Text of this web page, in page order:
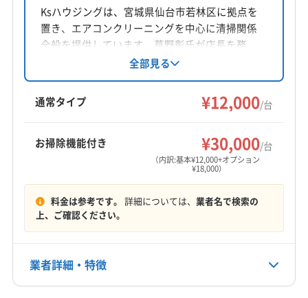
宮城県仙台市若林区
対応地域
仙台市宮城野区
仙台市青葉区
仙台市泉区
仙台市太白区 塩竈市 角田市
岩沼市
多賀城市
富谷市
宮城郡利府町
亘理郡山元町
亘理郡亘理町
定休日
土・日・祝・年末年始
非公開
Ksハウジングは、宮城県仙台市若林区に拠点を
置き、エアコンクリーニングを中心に清掃関係
全般を提供しています。草野彰氏が店長を務
め、エアコンのカビ臭除去や、抗菌コートな
ど、様々なニーズに対応。土日祝日も対応可能
で、丁寧な作業が魅力です。
全部見る
通常タイプ ¥12,000/台
お掃除機能付き ¥30,000/台
（内訳:基本¥12,000+オプション
¥18,000）
料金は参考です。 詳細については、 業者名で検索の
上、ご確認ください。
業者詳細・特徴